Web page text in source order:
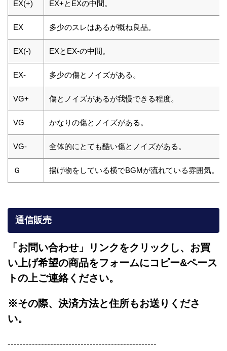
EX(+) EX+とEXの中間。
EX 多少のスレはあるが概ね良品。
EX(-) EXとEX-の中間。
EX- 多少の傷とノイズがある。
VG+ 傷とノイズがあるが我慢できる程度。
VG かなりの傷とノイズがある。
VG- 全体的にとても酷い傷とノイズがある。
Ｇ 揚げ物をしている横でBGMが流れている雰囲気。
通信販売
「お問い合わせ」リンクをクリックし、 お買
い上げ希望の商品をフォームにコピー&ペース
トの上ご連絡ください。
※その際、決済方法と住所もお送りくださ
い。
-------------------------------------------------